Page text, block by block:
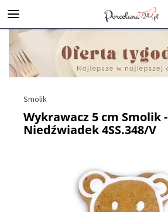
Smolik
Wykrawacz 5 cm Smolik -
Niedźwiadek 4SS.348/V